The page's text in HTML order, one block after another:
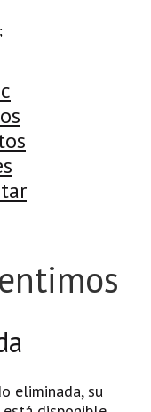
eliminada, su